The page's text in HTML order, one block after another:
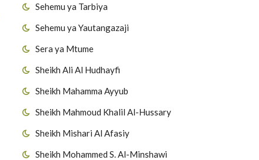
Sehemu ya Tarbiya
Sehemu ya Yautangazaji
Sera ya Mtume
Sheikh Ali Al Hudhayfi
Sheikh Mahamma Ayyub
Sheikh Mahmoud Khalil Al-Hussary
Sheikh Mishari Al Afasiy
Sheikh Mohammed S. Al-Minshawi